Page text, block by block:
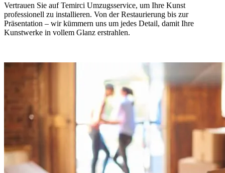
Vertrauen Sie auf Temirci Umzugsservice, um Ihre Kunst
professionell zu installieren. Von der Restaurierung bis zur
Präsentation – wir kümmern uns um jedes Detail, damit Ihre
Kunstwerke in vollem Glanz erstrahlen.